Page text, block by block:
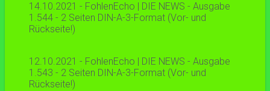
14.10.2021 - FohlenEcho | DIE NEWS - Ausgabe
1.544 - 2 Seiten DIN-A-3-Format (Vor- und
Rückseite!)
12.10.2021 - FohlenEcho | DIE NEWS - Ausgabe
1.543 - 2 Seiten DIN-A-3-Format (Vor- und
Rückseite!)